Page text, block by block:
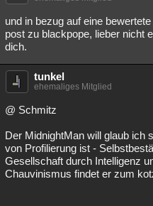
und in bezug auf eine
post zu blackpope, lieber nicht
dich.
tunkel
ehemaliges Mitglied
@ Schmitz
Der MidnightMan will glaub ich
von Profilierung ist -
Gesellschaft durch Intelligenz
Chauvinismus findet er zum